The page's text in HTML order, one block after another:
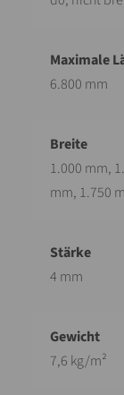
6.800 mm
1.000 mm,
mm, 1.750
4 mm
7,6 kg/m²